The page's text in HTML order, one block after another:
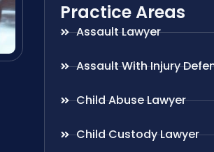
Practice Areas
Assault Lawyer
Assault With Injury
Child Abuse Lawyer
Child Custody Lawyer